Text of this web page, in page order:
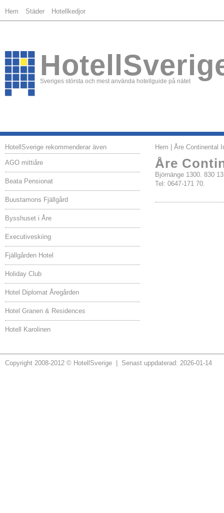
Hem Städer Hotellkedjor
Sveriges största och mest använda hotellguide på nätet
HotellSverige rekommenderar även
AGO mittiåre
Beata Pensionat
Buustamons Fjällgård
Bysshuset i Åre
Executiveskiing
Fjällgården Hotel
Holiday Club
Hotel Diplomat Åregården
Hotel Granen & Residences
Hotell Karolinen
Hem | Åre Continental
Åre
Björnänge 1300. 830
Tel: 0647-171 70.
Copyright 2008-2012 © HotellSverige | Senast uppdaterad: 2026-01-14